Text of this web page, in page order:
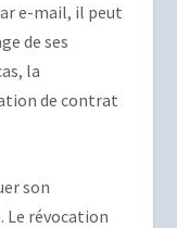
e-mail, il peut
de ses
la
de contrat
son
Le révocation